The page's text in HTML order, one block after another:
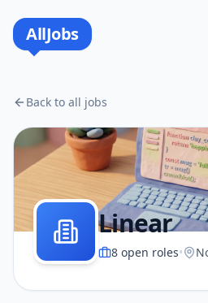
AllJobs
Back to all jobs
Linear
8 open roles•